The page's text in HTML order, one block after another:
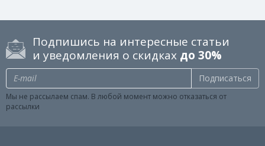
Подпишись на интересные статьи
и уведомления о скидках до 30%
Подписаться
Мы не рассылаем спам. В любой момент можно отказаться от
рассылки